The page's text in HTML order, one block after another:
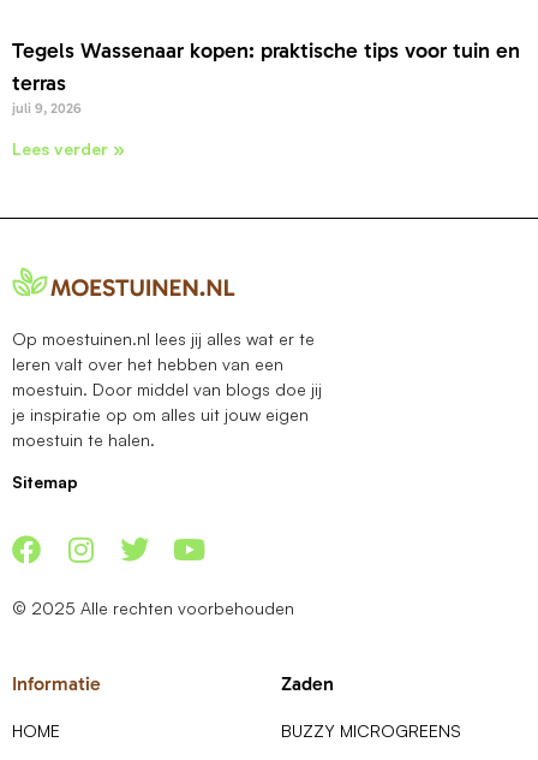
Tegels Wassenaar kopen: praktische tips voor tuin en
terras
juli 9, 2026
Lees verder »
Op moestuinen.nl lees jij alles wat er te
leren valt over het hebben van een
moestuin. Door middel van blogs doe jij
je inspiratie op om alles uit jouw eigen
moestuin te halen.
Sitemap
© 2025 Alle rechten voorbehouden
Informatie
HOME
Zaden
BUZZY MICROGREENS